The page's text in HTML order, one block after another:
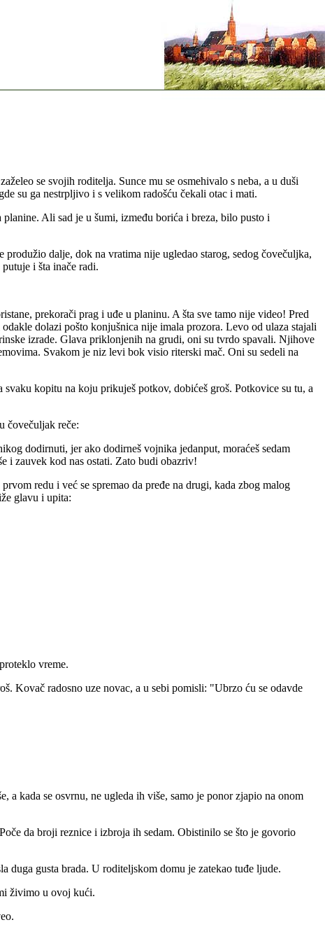
se svojih roditelja. Sunce mu se osmehivalo s neba, a u duši
su ga nestrpljivo i s velikom radošću čekali otac i mati.
Ali sad je u šumi, između borića i breza, bilo pusto i
dalje, dok na vratima nije ugledao starog, sedog čovečuljka,
i šta inače radi.
prekorači prag i uđe u planinu. A šta sve tamo nije video! Pred
dolazi pošto konjušnica nije imala prozora. Levo od ulaza stajali
izrade. Glava priklonjenih na grudi, oni su tvrdo spavali. Njihove
Svakom je niz levi bok visio riterski mač. Oni su sedeli na
kopitu na koju prikuješ potkov, dobićeš groš. Potkovice su tu, a
čovečuljak reče:
dodirnuti, jer ako dodirneš vojnika jedanput, moraćeš sedam
i zauvek kod nas ostati. Zato budi obazriv!
redu i već se spremao da pređe na drugi, kada zbog malog
glavu i upita:
vreme.
Kovač radosno uze novac, a u sebi pomisli: "Ubrzo ću se odavde
a kada se osvrnu, ne ugleda ih više, samo je ponor zjapio na onom
da broji reznice i izbroja ih sedam. Obistinilo se što je govorio
duga gusta brada. U roditeljskom domu je zatekao tuđe ljude.
živimo u ovoj kući.